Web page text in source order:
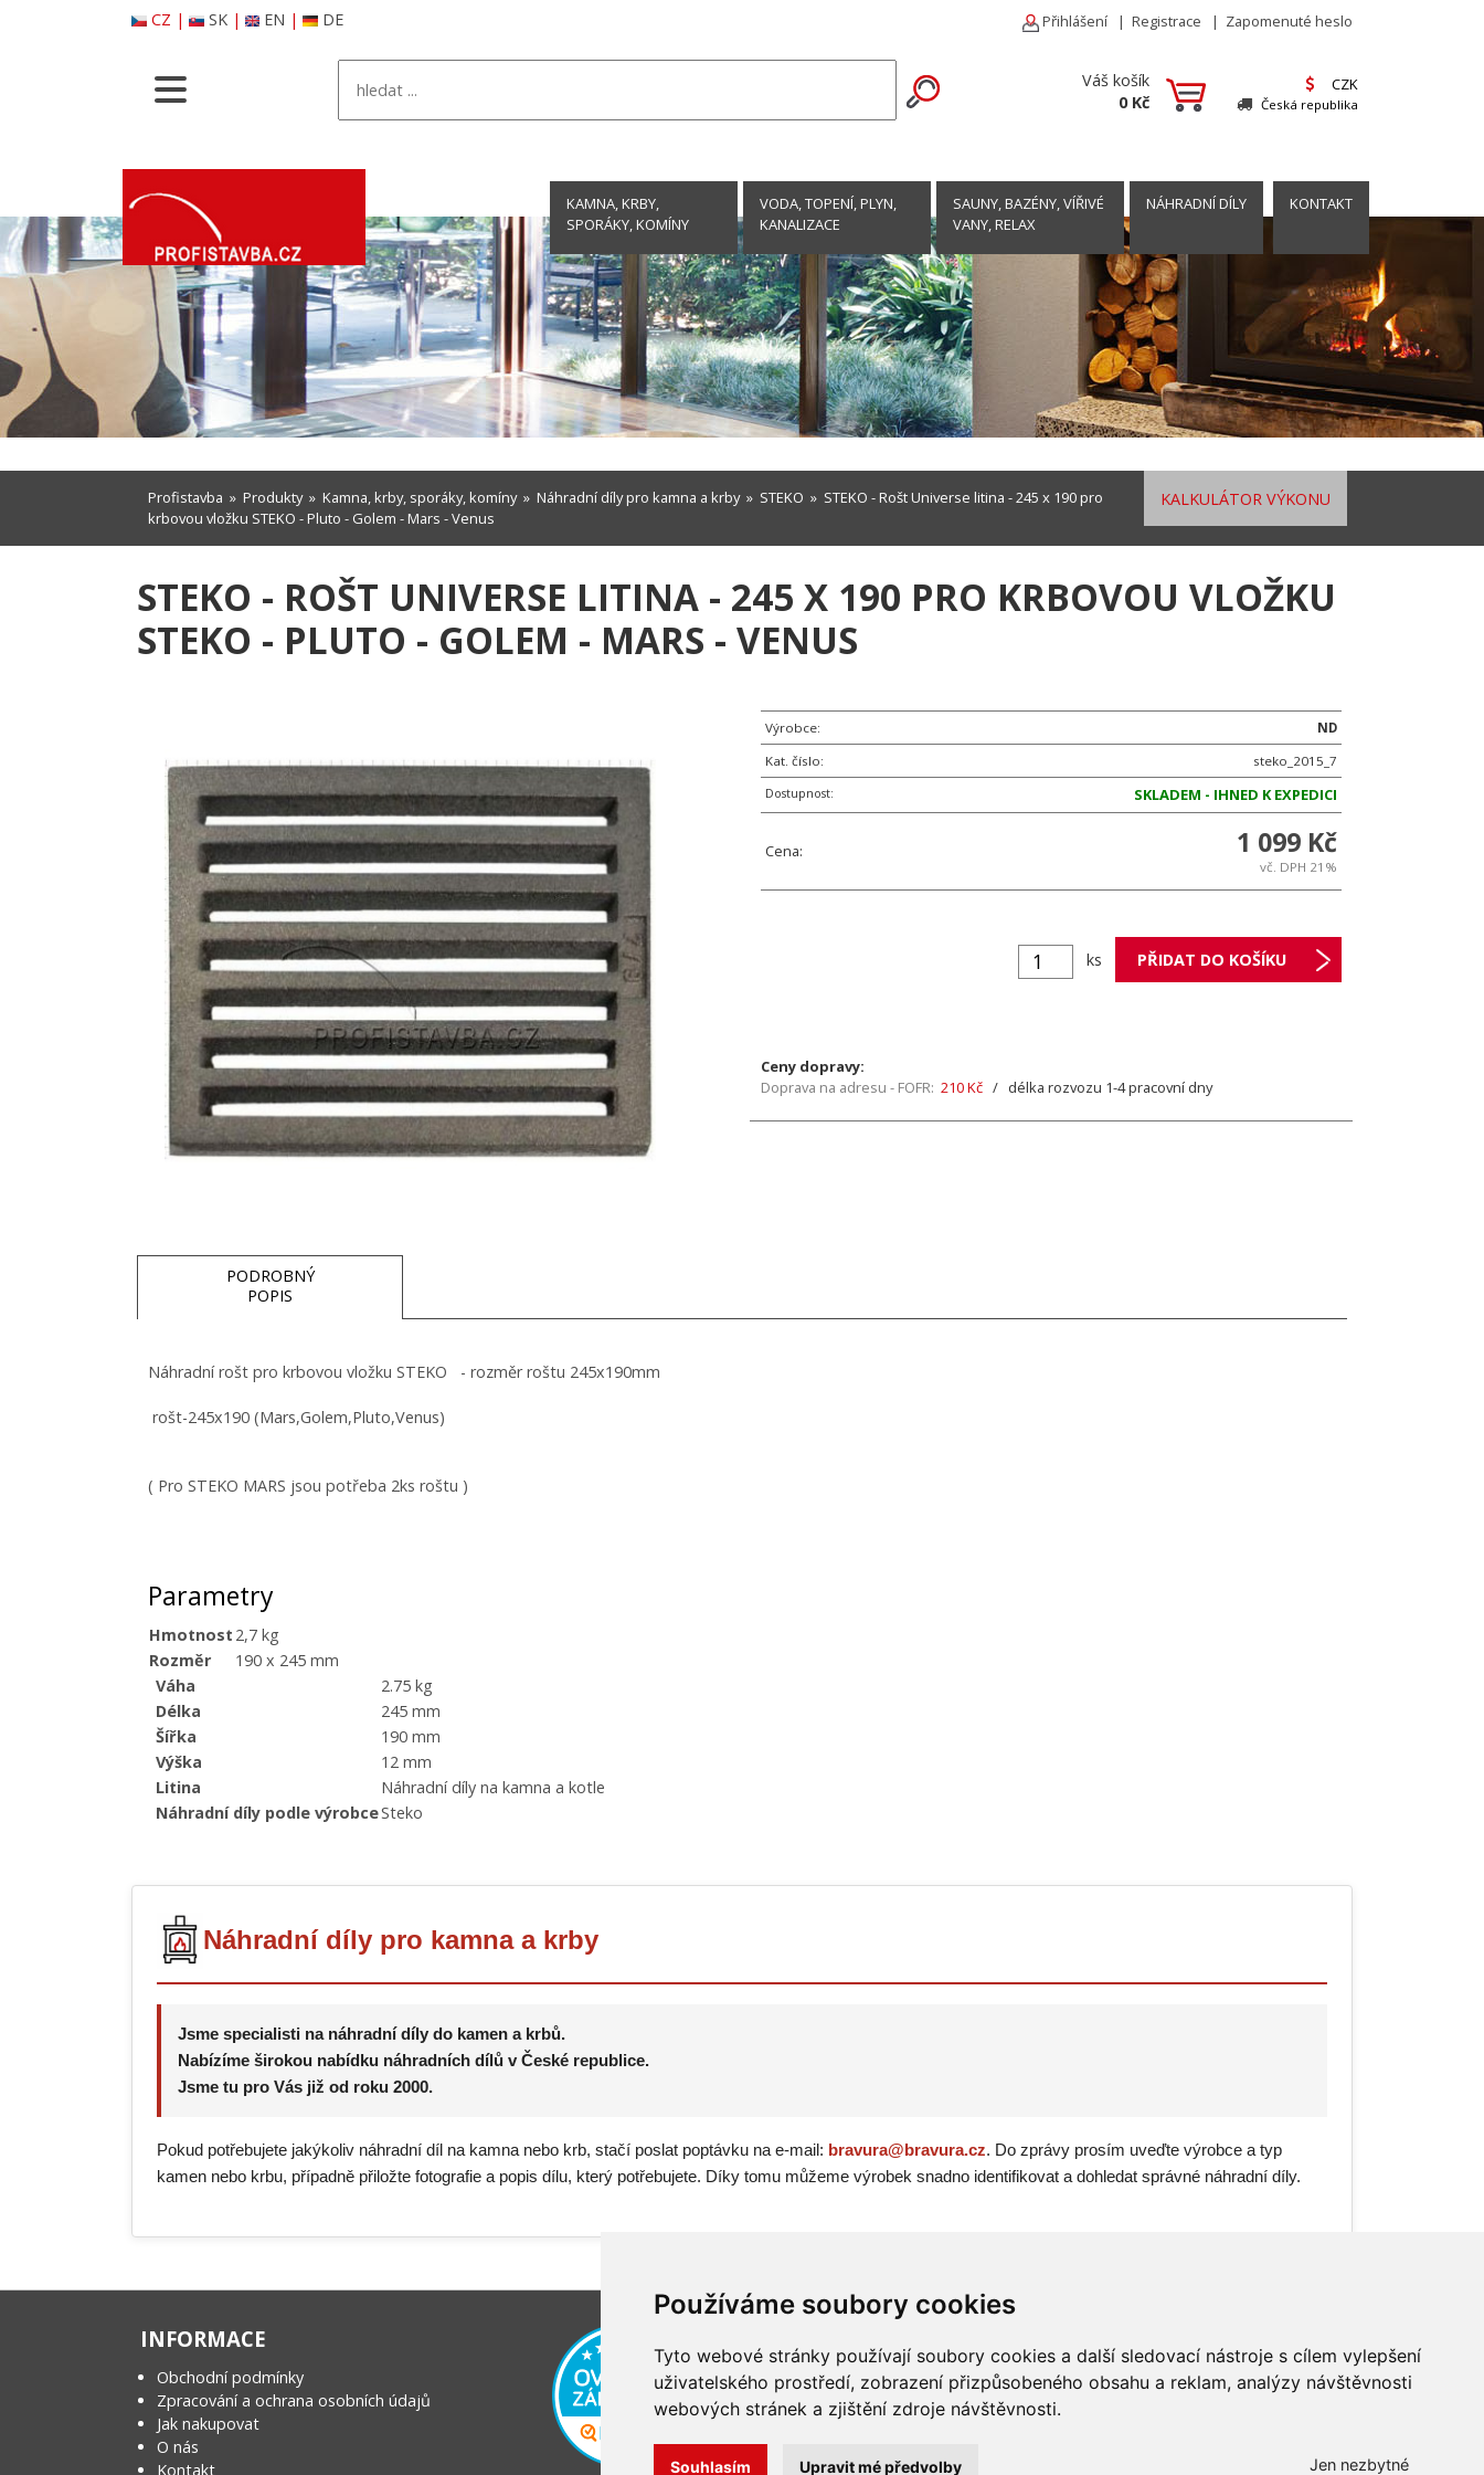
Používáme soubory cookies
Tyto webové stránky používají soubory cookies a další sledovací nástroje s cílem vylepšení
uživatelského prostředí, zobrazení přizpůsobeného obsahu a reklam, analýzy návštěvnosti
webových stránek a zjištění zdroje návštěvnosti.
Souhlasím Jen nezbytné
Upravit mé předvolby
CZ | SK| EN | DE Přihlášení | Registrace | Zapomenuté heslo
Váš košík
0 Kč
CZK
Česká republika
KAMNA, KRBY,
SPORÁKY, KOMÍNY
VODA, TOPENÍ, PLYN,
KANALIZACE
SAUNY, BAZÉNY, VÍŘIVÉ
VANY, RELAX
NÁHRADNÍ DÍLY KONTAKT
KALKULÁTOR VÝKONU
Profistavba » Produkty» Kamna, krby, sporáky, komíny» Náhradní díly pro kamna a krby» STEKO » STEKO - Rošt Universe litina - 245 x 190 pro
krbovou vložku STEKO - Pluto - Golem - Mars - Venus
STEKO - ROŠT UNIVERSE LITINA - 245 X 190 PRO KRBOVOU VLOŽKU
STEKO - PLUTO - GOLEM - MARS - VENUS
Výrobce:
ND
Kat. číslo:
steko_2015_7
Dostupnost:
SKLADEM - IHNED K EXPEDICI
Cena: 1 099 Kč
vč. DPH 21%
ks
Ceny dopravy:
Doprava na adresu - FOFR: 210 Kč / délka rozvozu 1-4 pracovní dny
PODROBNÝ
POPIS
Náhradní rošt pro krbovou vložku STEKO - rozměr roštu 245x190mm
rošt-245x190 (Mars,Golem,Pluto,Venus)
( Pro STEKO MARS jsou potřeba 2ks roštu )
Parametry
Hmotnost 2,7 kg
Rozměr
190 x 245 mm
Váha
2.75 kg
Délka
245 mm
Šířka
190 mm
Výška
12 mm
Litina
Náhradní díly na kamna a kotle
Náhradní díly podle výrobceSteko
Náhradní díly pro kamna a krby
Jsme specialisti na náhradní díly do kamen a krbů.
Nabízíme širokou nabídku náhradních dílů v České republice.
Jsme tu pro Vás již od roku 2000.
Pokud potřebujete jakýkoliv náhradní díl na kamna nebo krb, stačí poslat poptávku na e-mail: bravura@bravura.cz. Do zprávy prosím uveďte výrobce a typ
kamen nebo krbu, případně přiložte fotografie a popis dílu, který potřebujete. Díky tomu můžeme výrobek snadno identifikovat a dohledat správné náhradní díly.
INFORMACE
Obchodní podmínky
Zpracování a ochrana osobních údajů
Jak nakupovat
O nás
Kontakt